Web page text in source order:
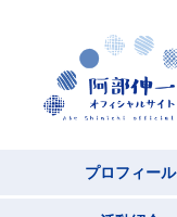
プロフィール